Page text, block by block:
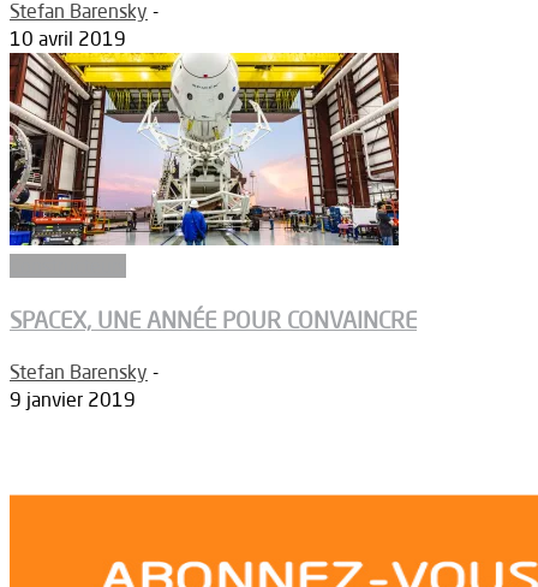
Stefan Barensky -
10 avril 2019
SPACEX, UNE ANNÉE POUR CONVAINCRE
Stefan Barensky -
9 janvier 2019